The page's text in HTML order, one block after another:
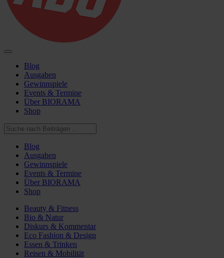
Blog
Ausgaben
Gewinnspiele
Events & Termine
Über BIORAMA
Shop
Blog
Ausgaben
Gewinnspiele
Events & Termine
Über BIORAMA
Shop
Beauty & Fitness
Bio & Natur
Diskurs & Kommentar
Eco Fashion & Design
Essen & Trinken
Reisen & Mobilität